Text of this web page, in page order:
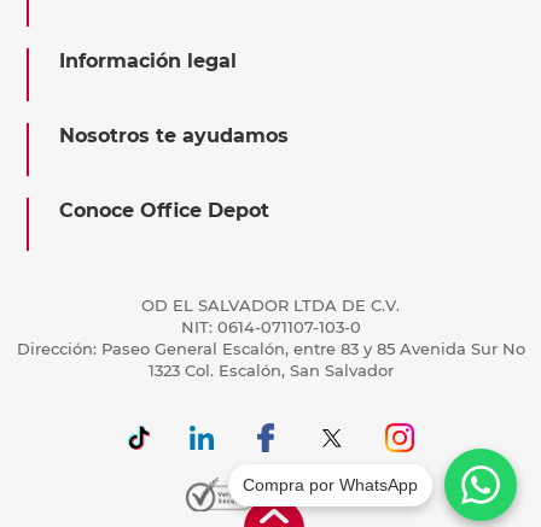
Información legal
Nosotros te ayudamos
Conoce Office Depot
OD EL SALVADOR LTDA DE C.V.
NIT: 0614-071107-103-0
Dirección: Paseo General Escalón, entre 83 y 85 Avenida Sur No
1323 Col. Escalón, San Salvador
Compra por WhatsApp